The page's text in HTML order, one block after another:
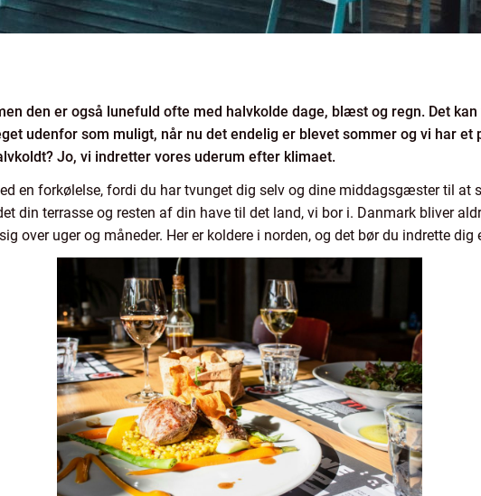
den er også lunefuld ofte med halvkolde dage, blæst og regn. Det
udenfor som muligt, når nu det endelig er blevet sommer og vi har et
Jo, vi indretter vores uderum efter klimaet.
en forkølelse, fordi du har tvunget dig selv og dine middagsgæster til at
din terrasse og resten af din have til det land, vi bor i. Danmark bliver
over uger og måneder. Her er koldere i norden, og det bør du indrette dig